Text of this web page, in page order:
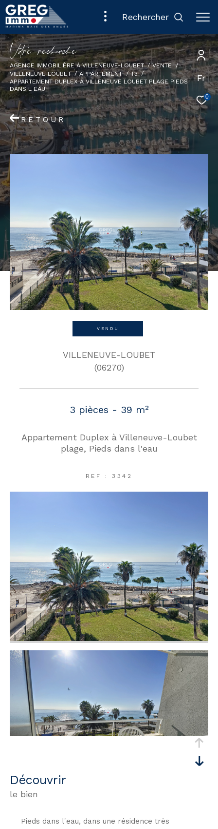
Fr
0
rechercher
Vore recece
AGENCE IMMOBILIÈRE À VILLENEUVE-LOUBET
VENTE
VILLENEUVE LOUBET
APPARTEMENT
T3
APPARTEMENT DUPLEX A VILLENEUVE LOUBET PLAGE PIEDS
DANS L EAU
RETOUR
VENDU
VILLENEUVE-LOUBET
(06270)
3 pièces - 39 m²
Appartement Duplex à Villeneuve-Loubet
plage, Pieds dans l'eau
REF : 3342
découvrir
le bien
Pieds dans l'eau, dans une résidence très